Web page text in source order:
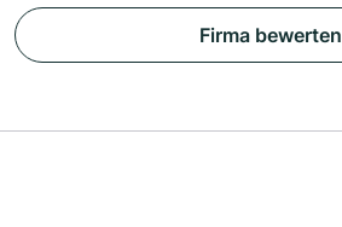
Firma bewerten